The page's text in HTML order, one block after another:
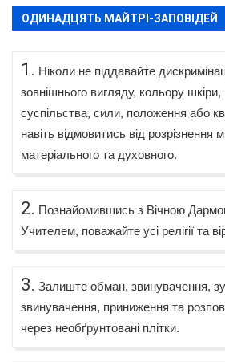
ОДИНАДЦЯТЬ МАЙТРІ-ЗАПОВІДЕЙ
1. Ніколи не піддавайте
зовнішнього вигляду, кольору шкіри,
суспільства, сили, положення або
навіть відмовитись від розрізнення
матеріального та духовного.
2. Познайомившись з Вічною
Учителем, поважайте усі релігії та
3. Залиште обман, звинувачення,
звинувачення, приниження та
через необґрунтовані плітки.